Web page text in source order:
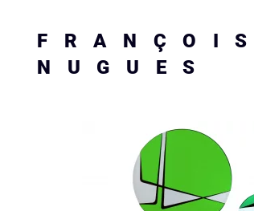
FRANÇOIS
NUGUES